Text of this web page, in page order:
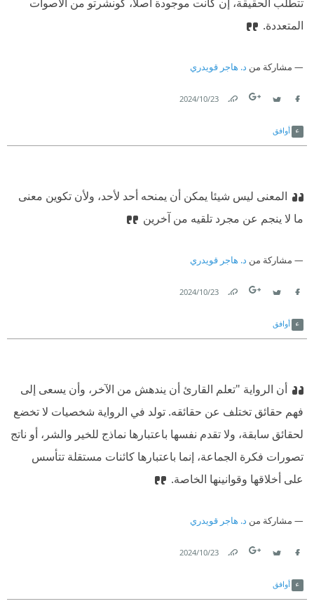
المتعددة.
مشاركة من د. هاجر قويدري
23‏/10‏/2024
أوافق
المعنى ليس شيئا يمكن أن يمنحه أحد لأحد، ولأن تكوين معنى
ما لا ينجم عن مجرد تلقيه من آخرين
مشاركة من د. هاجر قويدري
23‏/10‏/2024
أوافق
أن الرواية "تعلم القارئ أن يندهش من الآخر، وأن يسعى إلى
فهم حقائق تختلف عن حقائقه. تولد في الرواية شخصيات لا تخضع
لحقائق سابقة، ولا تقدم نفسها باعتبارها نماذج للخير والشر، أو ناتج
تصورات فكرة الجماعة، إنما باعتبارها كائنات مستقلة تتأسس
على أخلاقها وقوانينها الخاصة.
مشاركة من د. هاجر قويدري
23‏/10‏/2024
أوافق